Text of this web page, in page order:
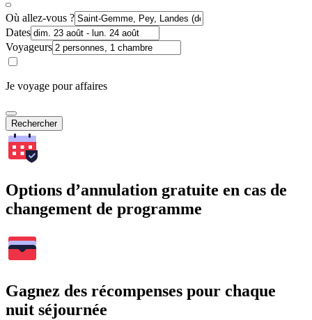
Où allez-vous ?
Dates
Voyageurs
Je voyage pour affaires
Rechercher
Options d’annulation gratuite en cas de
changement de programme
Gagnez des récompenses pour chaque
nuit séjournée